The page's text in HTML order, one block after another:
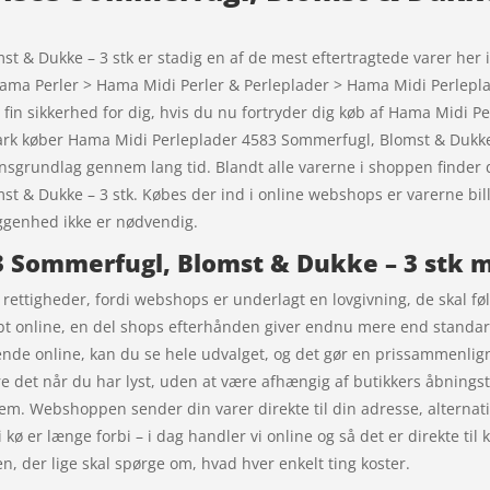
& Dukke – 3 stk er stadig en af de mest eftertragtede varer
Perler > Hama Midi Perler & Perleplader > Hama Midi
sikkerhed for dig, hvis du nu fortryder dig køb af Hama Midi
køber Hama Midi Perleplader 4583 Sommerfugl, Blomst &
gennem lang tid. Blandt alle varerne i shoppen finder
& Dukke – 3 stk. Købes der ind i online webshops er varerne
ikke er nødvendig.
Sommerfugl, Blomst & Dukke – 3 stk
fordi webshops er underlagt en lovgivning, de skal
online, en del shops efterhånden giver endnu mere end
online, kan du se hele udvalget, og det gør en
det når du har lyst, uden at være afhængig af butikkers
Webshoppen sender din varer direkte til din adresse,
er længe forbi – i dag handler vi online og så det er direkte til
der lige skal spørge om, hvad hver enkelt ting koster.